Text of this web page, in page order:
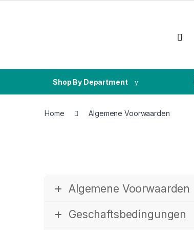
Open
Shop By Department
Home Algemene Voorwaarden
Algemene Voorwaarden
Geschaftsbedingungen